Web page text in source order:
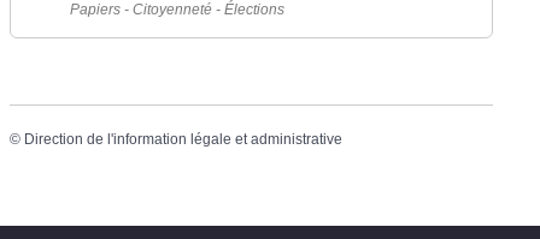
Papiers - Citoyenneté - Élections
© Direction de l'information légale et administrative